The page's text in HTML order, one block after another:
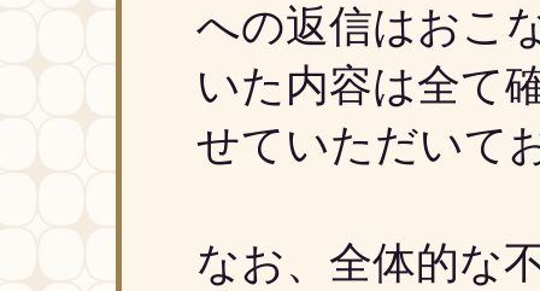
への返信はおこ
いた内容は全て
せていただいて
なお、全体的な